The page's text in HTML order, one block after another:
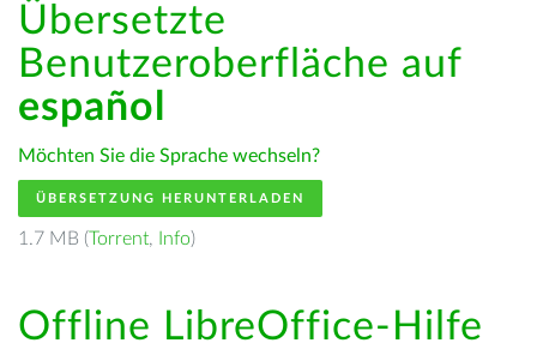
Übersetzte
Benutzeroberfläche auf
español
Möchten Sie die Sprache wechseln?
ÜBERSETZUNG HERUNTERLADEN
1.7 MB (Torrent, Info)
Offline LibreOffice-Hilfe